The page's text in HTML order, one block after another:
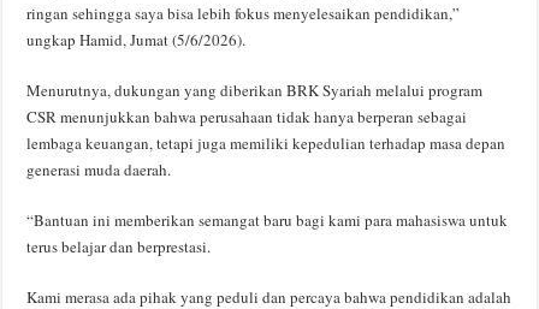
ringan sehingga saya bisa lebih fokus menyelesaikan pendidikan,”
ungkap Hamid, Jumat (5/6/2026).
Menurutnya, dukungan yang diberikan BRK Syariah melalui program
CSR menunjukkan bahwa perusahaan tidak hanya berperan sebagai
lembaga keuangan, tetapi juga memiliki kepedulian terhadap masa depan
generasi muda daerah.
“Bantuan ini memberikan semangat baru bagi kami para mahasiswa untuk
terus belajar dan berprestasi.
Kami merasa ada pihak yang peduli dan percaya bahwa pendidikan adalah